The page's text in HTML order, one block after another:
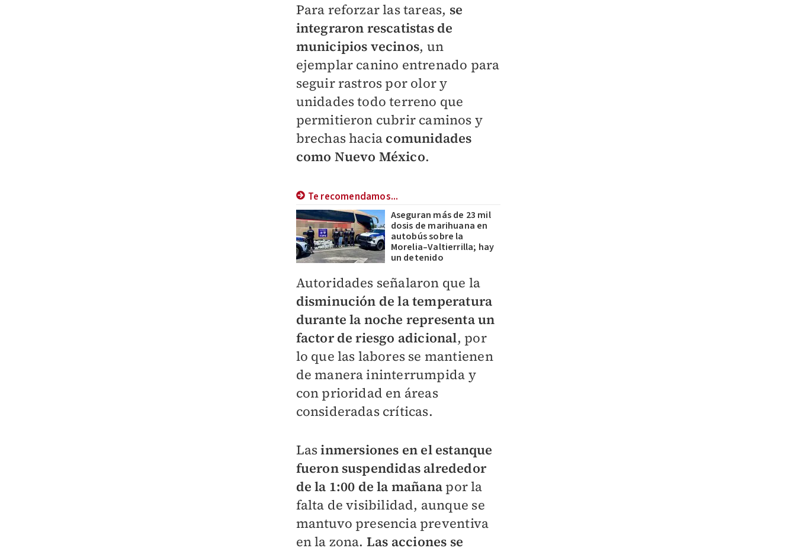
Para reforzar las tareas, se
integraron rescatistas de
municipios vecinos, un
ejemplar canino entrenado para
seguir rastros por olor y
unidades todo terreno que
permitieron cubrir caminos y
brechas hacia comunidades
como Nuevo México.
Te recomendamos...
Aseguran más de 23 mil
dosis de marihuana en
autobús sobre la
Morelia–Valtierrilla; hay
un detenido
Autoridades señalaron que la
disminución de la temperatura
durante la noche representa un
factor de riesgo adicional, por
lo que las labores se mantienen
de manera ininterrumpida y
con prioridad en áreas
consideradas críticas.
Lasinmersiones en el estanque
fueron suspendidas alrededor
de la 1:00 de la mañana por la
falta de visibilidad, aunque se
mantuvo presencia preventiva
en la zona. Las acciones se